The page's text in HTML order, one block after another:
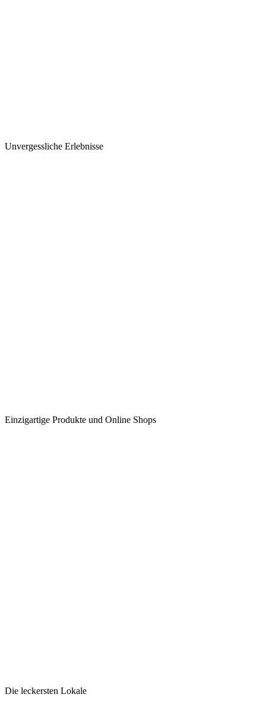
Unvergessliche Erlebnisse
Einzigartige Produkte und Online Shops
Die leckersten Lokale